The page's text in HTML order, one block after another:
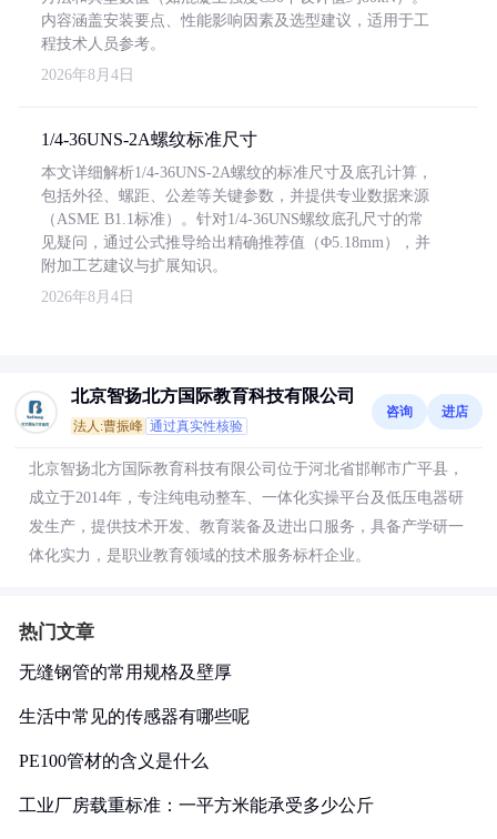
内容涵盖安装要点、性能影响因素及选型建议，适用于工
程技术人员参考。
2026年8月4日
1/4-36UNS-2A螺纹标准尺寸
本文详细解析1/4-36UNS-2A螺纹的标准尺寸及底孔计算，
包括外径、螺距、公差等关键参数，并提供专业数据来源
（ASME B1.1标准）。针对1/4-36UNS螺纹底孔尺寸的常
见疑问，通过公式推导给出精确推荐值（Φ5.18mm），并
附加工艺建议与扩展知识。
2026年8月4日
北京智扬北方国际教育科技有限公司
法人:曹振峰 通过真实性核验
咨询 进店
北京智扬北方国际教育科技有限公司位于河北省邯郸市广平县，
成立于2014年，专注纯电动整车、一体化实操平台及低压电器研
发生产，提供技术开发、教育装备及进出口服务，具备产学研一
体化实力，是职业教育领域的技术服务标杆企业。
热门文章
无缝钢管的常用规格及壁厚
生活中常见的传感器有哪些呢
PE100管材的含义是什么
工业厂房载重标准：一平方米能承受多少公斤